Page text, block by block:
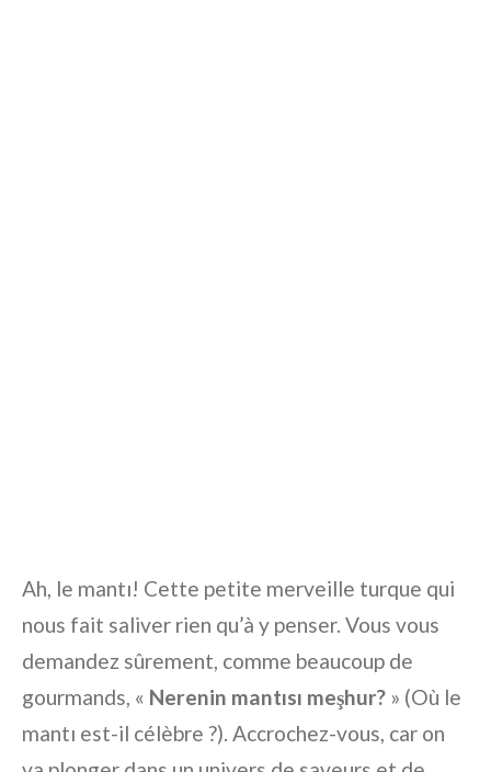
Ah, le mantı! Cette petite merveille turque qui
nous fait saliver rien qu’à y penser. Vous vous
demandez sûrement, comme beaucoup de
gourmands, « Nerenin mantısı meşhur? » (Où le
mantı est-il célèbre ?). Accrochez-vous, car on